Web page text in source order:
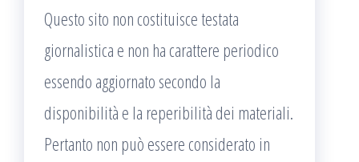
Questo sito non costituisce testata
giornalistica e non ha carattere periodico
essendo aggiornato secondo la
disponibilità e la reperibilità dei materiali.
Pertanto non può essere considerato in